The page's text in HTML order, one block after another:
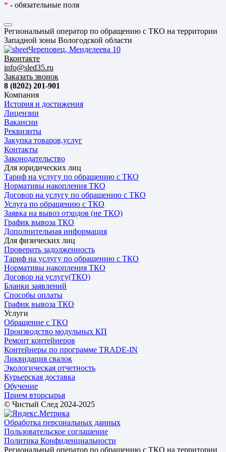
* - обязательные поля
Региональный оператор по обращению с ТКО на территории
Западной зоны Вологодской области
Череповец, Менделеева 10
Вконтакте
info@sled35.ru
Заказать звонок
8 (8202) 201-901
Компания
История и достижения
Лицензии
Вакансии
Реквизиты
Закупка товаров,услуг
Контакты
Законодательство
Для юридических лиц
Тариф на услугу по обращению с ТКО
Нормативы накопления ТКО
Договор на услугу по обращению с ТКО
Услуга по обращению с ТКО
Заявка на вывоз отходов (не ТКО)
График вывоза ТКО
Дополнительная информация
Для физических лиц
Проверить задолженность
Тариф на услугу по обращению с ТКО
Нормативы накопления ТКО
Договор на услугу(ТКО)
Бланки заявлений
Способы оплаты
График вывоза ТКО
Услуги
Обращение с ТКО
Производство модульных КП
Ремонт контейнеров
Контейнеры по программе TRADE-IN
Ликвидация свалок
Экологическая отчетность
Курьерская доставка
Обучение
Прием вторсырья
© Чистый След 2024-2025
Обработка персональных данных
Пользовательское соглашение
Политика Конфиденциальности
Региональный оператор по обращению с ТКО на территории